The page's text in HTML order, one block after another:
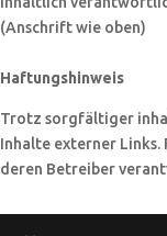
(Anschrift wie oben)
Haftungshinweis
Trotz sorgfältiger
Inhalte externer Links.
deren Betreiber